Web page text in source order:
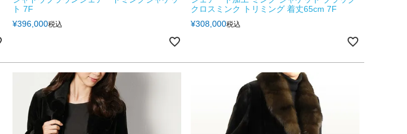
ト 7F
¥396,000税込
クロスミンク トリミング 着丈65cm 7F
¥308,000税込